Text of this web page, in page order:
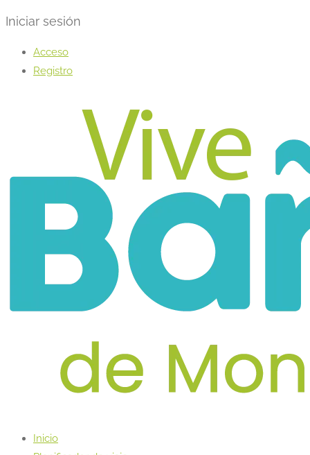
Iniciar sesión
Acceso
Registro
Inicio